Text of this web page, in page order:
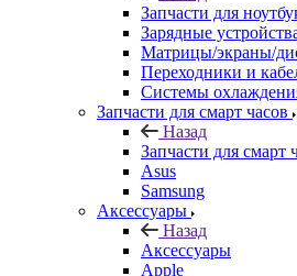
Запчасти для смарт часов
Назад
Запчасти для смарт
Asus
Samsung
Аксессуары
Назад
Аксессуары
Apple
Чехлы для
Защитные стекла
Элементы питания
Держатель
Наушники